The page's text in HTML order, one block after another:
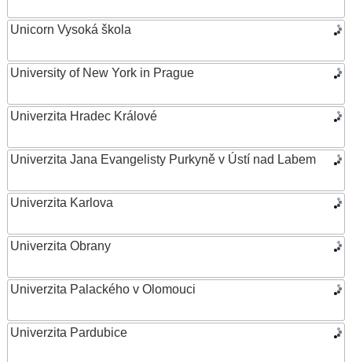
Unicorn Vysoká škola
University of New York in Prague
Univerzita Hradec Králové
Univerzita Jana Evangelisty Purkyně v Ústí nad Labem
Univerzita Karlova
Univerzita Obrany
Univerzita Palackého v Olomouci
Univerzita Pardubice